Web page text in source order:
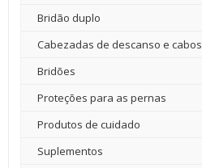
Bridão duplo
Cabezadas de descanso e cabos
Bridões
Proteções para as pernas
Produtos de cuidado
Suplementos